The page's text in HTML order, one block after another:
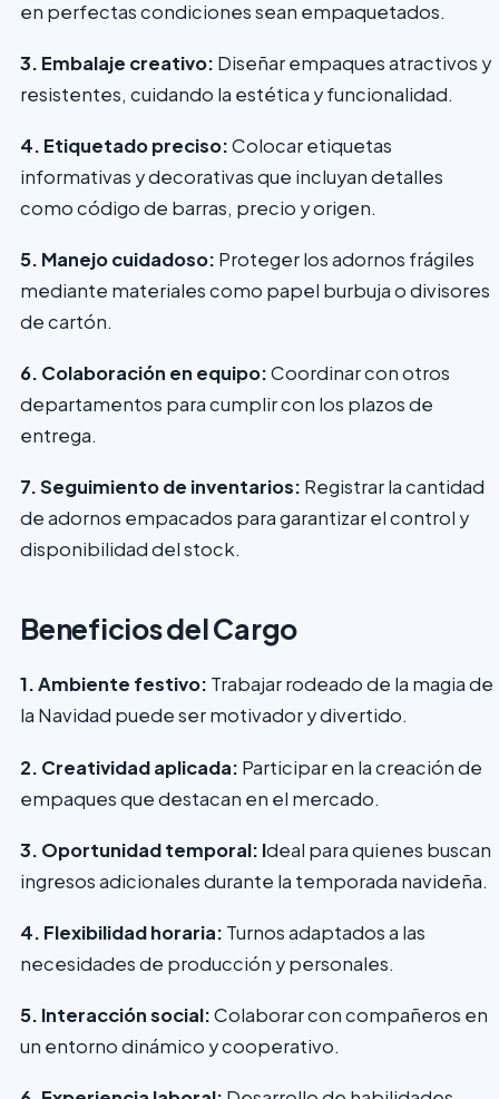
en perfectas condiciones sean empaquetados.
3. Embalaje creativo: Diseñar empaques atractivos y
resistentes, cuidando la estética y funcionalidad.
4. Etiquetado preciso:Colocar etiquetas
informativas y decorativas que incluyan detalles
como código de barras, precio y origen.
5. Manejo cuidadoso: Proteger los adornos frágiles
mediante materiales como papel burbuja o divisores
de cartón.
6. Colaboración en equipo:Coordinar con otros
departamentos para cumplir con los plazos de
entrega.
7. Seguimiento de inventarios: Registrar la cantidad
de adornos empacados para garantizar el control y
disponibilidad del stock.
Beneficios del Cargo
1. Ambiente festivo: Trabajar rodeado de la magia de
la Navidad puede ser motivador y divertido.
2. Creatividad aplicada: Participar en la creación de
empaques que destacan en el mercado.
3. Oportunidad temporal: Ideal para quienes buscan
ingresos adicionales durante la temporada navideña.
4. Flexibilidad horaria: Turnos adaptados a las
necesidades de producción y personales.
5. Interacción social:Colaborar con compañeros en
un entorno dinámico y cooperativo.